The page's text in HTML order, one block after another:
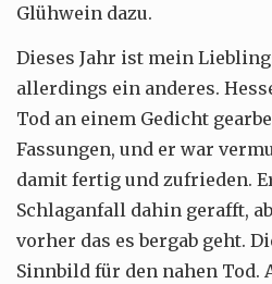
Glühwein dazu.
Dieses Jahr ist mein
allerdings ein anderes.
Tod an einem Gedicht
Fassungen, und er war
damit fertig und zufrieden.
Schlaganfall dahin gerafft,
vorher das es bergab geht.
Sinnbild für den nahen Tod.